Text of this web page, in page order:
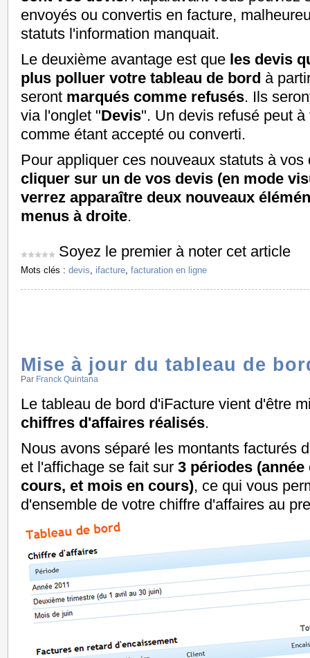
envoyés ou convertis en facture,
statuts l'information manquait.
Le deuxième avantage est que les devis
plus polluer votre tableau de bord à
seront marqués comme refusés. Ils
via l'onglet "Devis". Un devis refusé peut
comme étant accepté ou converti.
Pour appliquer ces nouveaux statuts à
cliquer sur un de vos devis (en mode
verrez apparaître deux nouveaux
menus à droite.
Soyez le premier à noter cet article
Mots clés : devis, ifacture, facturation en ligne
Mise à jour du tableau de
Par Franck Quintana
Le tableau de bord d'iFacture vient d'être
chiffres d'affaires réalisés.
Nous avons séparé les montants facturés
et l'affichage se fait sur 3 périodes
cours, et mois en cours), ce qui vous
d'ensemble de votre chiffre d'affaires au